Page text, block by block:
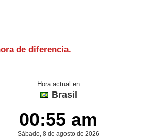
de diferencia.
Hora actual en
Brasil
00:55 am
Sábado, 8 de agosto de 2026